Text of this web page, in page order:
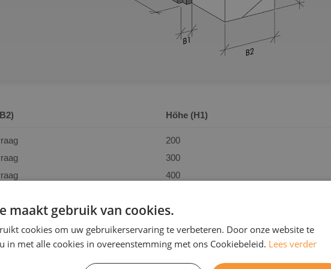
Höhe (H1)
200
300
400
600
maakt gebruik van cookies.
cookies om uw gebruikerservaring te verbeteren. Door onze website te
in met alle cookies in overeenstemming met ons Cookiebeleid. Lees verder